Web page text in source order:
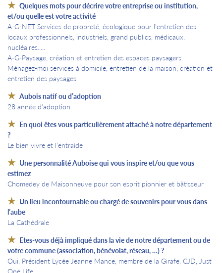
Quelques mots pour décrire votre entreprise ou institution,
et/ou quelle est votre activité
A-G-NET Services de propreté, écologique pour l'entretien des
locaux professionnels, industriels, grand publics, médicaux,
nucléaires.....
A-G-Paysage, création et entretien des espaces paysagers
Ménagez-moi services à domicile, entretien de la maison, création et
entretien des paysages
Aubois natif ou d’adoption
28 année d'adoption
En quoi êtes vous particulièrement attaché à notre département
?
Le bien vivre et l'entraide
Une personnalité Auboise qui vous inspire et/ou que vous
estimez
Chomedey de Maisonneuve pour son esprit pionnier et bâtisseur
Un lieu incontournable ou chargé de souvenirs pour vous dans
l’aube
La Cathédrale
Etes-vous déjà impliqué dans la vie de notre département ou de
votre commune (association, bénévolat, réseau, …) ?
Oui, Président Lycée Jeanne Mance, membre de la Girafe, CJD, Just
One Life,